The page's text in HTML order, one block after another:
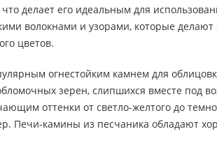
делает его идеальным для
волокнами и узорами, которые
цветов.
огнестойким камнем для
зерен, слипшихся вместе под
оттенки от светло-желтого до
Печи-камины из песчаника обладают